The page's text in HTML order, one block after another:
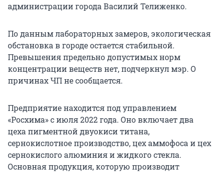
администрации города Василий Телиженко.
По данным лабораторных замеров, экологическая
обстановка в городе остается стабильной.
Превышения предельно допустимых норм
концентрации веществ нет, подчеркнул мэр. О
причинах ЧП не сообщается.
Предприятие находится под управлением
«Росхима» с июля 2022 года. Оно включает два
цеха пигментной двуокиси титана,
сернокислотное производство, цех аммофоса и цех
сернокислого алюминия и жидкого стекла.
Основная продукция, которую производит